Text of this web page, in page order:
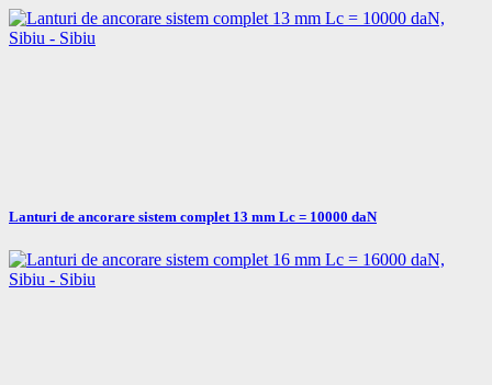
Lanturi de ancorare sistem complet 13 mm Lc = 10000 daN